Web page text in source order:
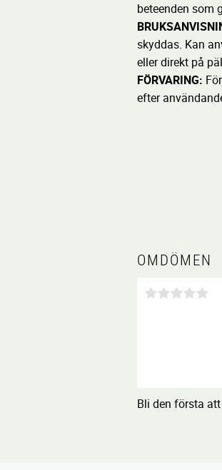
beteenden som
skyddas. Kan
eller direkt på
FÖRVARING:
efter
OMDÖMEN
Bli den första